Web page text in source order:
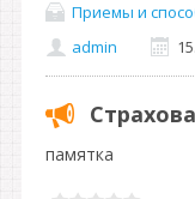
Приемы и
admin
памятка